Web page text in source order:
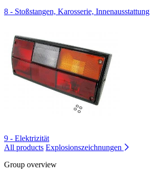
8 - Stoßstangen, Karosserie, Innenausstattung
9 - Elektrizität
All products Explosionszeichnungen
Group overview